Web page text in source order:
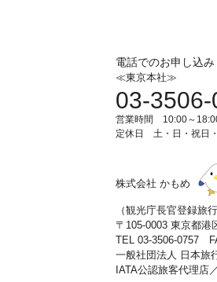
電話でのお申し込
≪東京本社≫
03-
営業時間 10:00～
定休日 土・日・祝日
株式会社 かもめ
（観光庁長官登録旅
〒105-0003 東京都港
TEL 03-3506-0757
一般社団法人 日本旅
IATA公認旅客代理店